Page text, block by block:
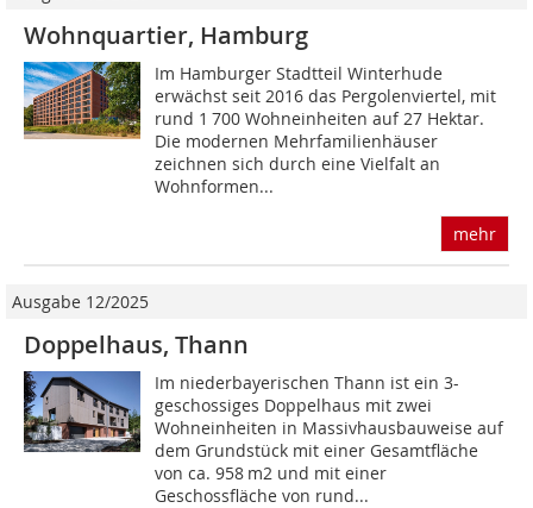
Wohnquartier, Hamburg
Im Hamburger Stadtteil Winterhude
erwächst seit 2016 das Pergolenviertel, mit
rund 1 700 Wohneinheiten auf 27 Hektar.
Die modernen Mehrfamilienhäuser
zeichnen sich durch eine Vielfalt an
Wohnformen...
mehr
Ausgabe 12/2025
Doppelhaus, Thann
Im niederbayerischen Thann ist ein 3-
geschossiges Doppelhaus mit zwei
Wohneinheiten in Massivhausbauweise auf
dem Grundstück mit einer Gesamtfläche
von ca. 958 m2 und mit einer
Geschossfläche von rund...